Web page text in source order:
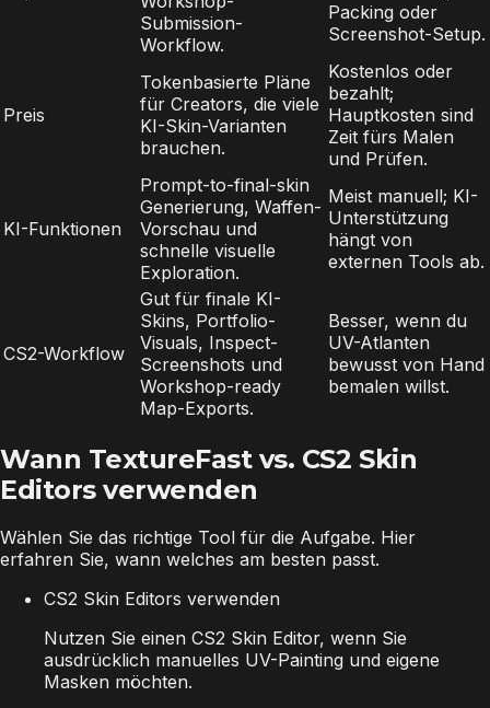
Submission-
Workflow.
Packing oder
Screenshot-Setup.
Preis
Tokenbasierte Pläne
für Creators, die viele
KI-Skin-Varianten
brauchen.
Kostenlos oder
bezahlt;
Hauptkosten sind
Zeit fürs Malen
und Prüfen.
KI-Funktionen
Prompt-to-final-skin
Generierung, Waffen-
Vorschau und
schnelle visuelle
Exploration.
Meist manuell; KI-
Unterstützung
hängt von
externen Tools ab.
CS2-Workflow
Gut für finale KI-
Skins, Portfolio-
Visuals, Inspect-
Screenshots und
Workshop-ready
Map-Exports.
Besser, wenn du
UV-Atlanten
bewusst von Hand
bemalen willst.
Wann TextureFast vs. CS2 Skin
Editors verwenden
Wählen Sie das richtige Tool für die Aufgabe. Hier
erfahren Sie, wann welches am besten passt.
CS2 Skin Editors verwenden
Nutzen Sie einen CS2 Skin Editor, wenn Sie
ausdrücklich manuelles UV-Painting und eigene
Masken möchten.